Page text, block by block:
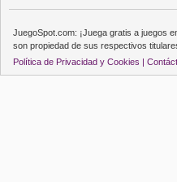
JuegoSpot.com: ¡Juega gratis a juegos
son propiedad de sus respectivos
Política de Privacidad y Cookies |